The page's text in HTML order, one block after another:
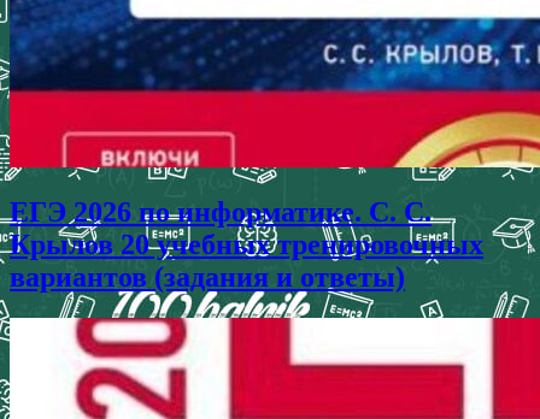
ЕГЭ 2026 по информатике. С. С.
Крылов 20 учебных тренировочных
вариантов (задания и ответы)